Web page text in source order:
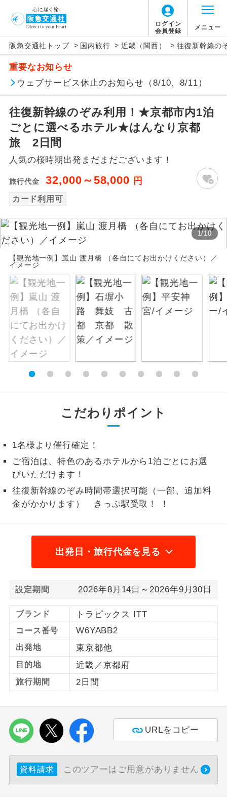
ログイン
会員登録
メニュー
阪急交通社トップ > 国内旅行 > 近畿（関西） > 往復新幹線の
重要なお知らせ
ウェブサービス休止のお知らせ（8/10、8/11）
往復新幹線のぞみ利用！★京都市内1泊
ごとに選べるホテル★はんなり京都
旅 2日間
人気の桜時期出発まだまだございます！
旅行代金 32,000～58,000 円
カード利用可
1/10
【観光地一例】嵐山 渡月橋 （各自にてお出かけください）／
イメージ
こだわりポイント
1名様より催行確定！
ご宿泊は、特色のあるホテルから1泊ごとにお選
びいただけます！
往復新幹線のぞみ時間帯選択可能（一部、追加料
金がかかります） きっぷ駅受取！ ！
出発日・旅行代金を見る
設定期間 2026年8月14日～2026年9月30日
ブランド トラピックス ITT
コース番号 W6YABB2
出発地 東京都他
目的地 近畿／京都府
旅行期間 2日間
URLをコピー
資料請求 このツアーはご用意がありません
アイコン 説明
添乗員同行
往路出発空港（駅）から復路到着空港
（駅）まで同行します。
現地添乗員同
行
現地到着空港（駅）から最終日出発空港
（駅）まで添乗員が同行します。
バスガイド乗
務
があります。
新コース 初登場のコースです。
然遺産を訪ねるコースです。
絶景 絶景スポットに立ち寄るコースです。
温泉 温泉地にも宿泊するコースです。
露天風呂
ご宿泊ホテルに露天風呂が付いていま
す。
ご宿泊ホテルに大浴場が付いています。
全食事付き
全てのお食事が付いていますので、お食
事の心配はいりません。（機内食を除
だけます。
ホン
をじっくり聞くことができます。
1名様催行
2名様催行
2名様から出発可能な個人型プランで
おひとり様参
おひとり様限定でご参加いただけるコー
スです。
ご夫婦限定
ご夫婦限定でご参加いただけるコースで
す。
女性限定
女性限定でご参加いただけるコースで
す。
年齢制限あり
ご参加にあたり年齢に制限があるコース
です。
航空会社指定
ホテル指定
ご紹介するホテルを指定したコースで
す。
おひとり様バ
ス2席利用
おひとり様でバス席を2席利⽤できま